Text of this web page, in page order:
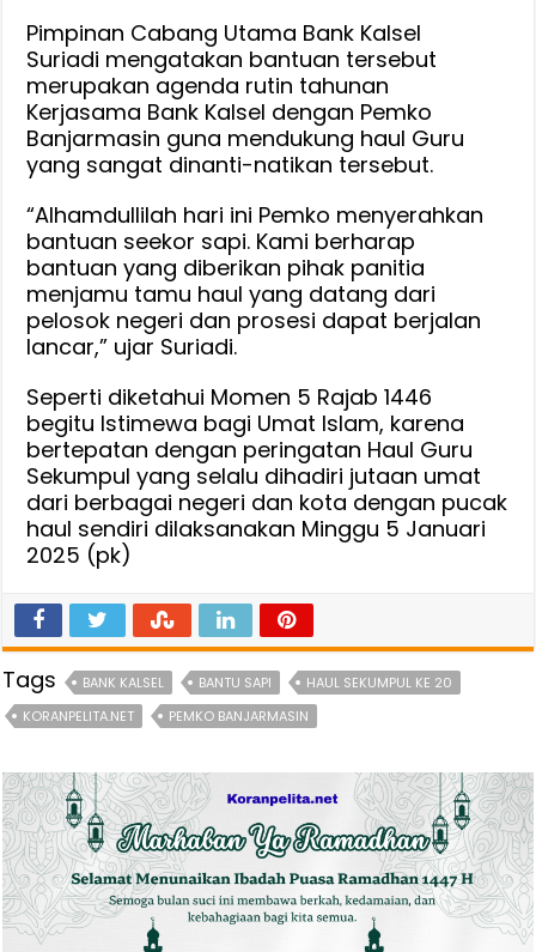
Pimpinan Cabang Utama Bank Kalsel
Suriadi mengatakan bantuan tersebut
merupakan agenda rutin tahunan
Kerjasama Bank Kalsel dengan Pemko
Banjarmasin guna mendukung haul Guru
yang sangat dinanti-natikan tersebut.
“Alhamdullilah hari ini Pemko menyerahkan
bantuan seekor sapi. Kami berharap
bantuan yang diberikan pihak panitia
menjamu tamu haul yang datang dari
pelosok negeri dan prosesi dapat berjalan
lancar,” ujar Suriadi.
Seperti diketahui Momen 5 Rajab 1446
begitu lstimewa bagi Umat Islam, karena
bertepatan dengan peringatan Haul Guru
Sekumpul yang selalu dihadiri jutaan umat
dari berbagai negeri dan kota dengan pucak
haul sendiri dilaksanakan Minggu 5 Januari
2025 (pk)
Tags BANK KALSEL BANTU SAPI
HAUL SEKUMPUL KE 20
KORANPELITA.NET
PEMKO BANJARMASIN